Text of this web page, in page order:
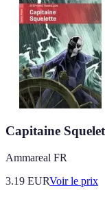
Capitaine
Ammareal FR
3.19 EURVoir le prix